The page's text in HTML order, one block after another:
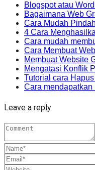
Blogspot atau
Bagaimana Web
Cara Mudah
4 Cara
Cara mudah
Cara Membuat
Membuat Website
Mengatasi Konflik
Tutorial cara
Cara
Leave a reply